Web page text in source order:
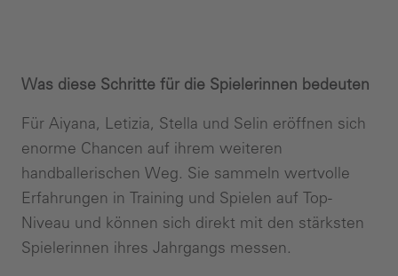
Was diese Schritte für die Spielerinnen bedeuten
Für Aiyana, Letizia, Stella und Selin eröffnen sich
enorme Chancen auf ihrem weiteren
handballerischen Weg. Sie sammeln wertvolle
Erfahrungen in Training und Spielen auf Top-
Niveau und können sich direkt mit den stärksten
Spielerinnen ihres Jahrgangs messen.